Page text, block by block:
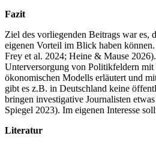
Fazit
Ziel des vorliegenden Beitrags war es,
eigenen Vorteil im Blick haben
Frey et al. 2024; Heine & Mause
Unterversorgung von Politikfeldern mit
ökonomischen Modells erläutert und
gibt es z.B. in Deutschland keine
bringen investigative Journalisten
Spiegel 2023). Im eigenen Interesse
Literatur